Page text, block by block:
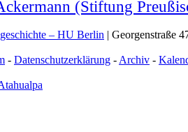
(Stiftung
– HU Berlin | Georgenstraße
- Datenschutzerklärung - Archiv -